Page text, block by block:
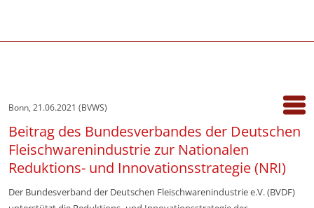
Bonn, 21.06.2021 (BVWS)
Beitrag des Bundesverbandes der Deutschen
Fleischwarenindustrie zur Nationalen
Reduktions- und Innovationsstrategie (NRI)
Der Bundesverband der Deutschen Fleischwarenindustrie e.V. (BVDF)